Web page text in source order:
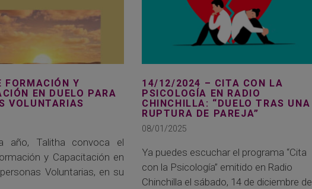
FORMACIÓN Y
EN DUELO PARA
VOLUNTARIAS
año, Talitha convoca el
y Capacitación en
Voluntarias, en su
14/12/2024 – CITA CON LA
PSICOLOGÍA EN RADIO
CHINCHILLA: “DUELO TRAS UNA
RUPTURA DE PAREJA”
08/01/2025
Ya puedes escuchar el programa “Cita
con la Psicología” emitido en Radio
Chinchilla el sábado, 14 de diciembre de